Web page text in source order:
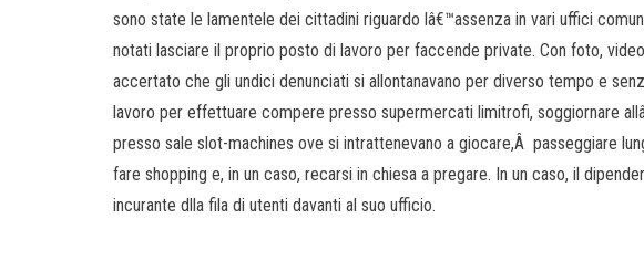
sono state le lamentele dei cittadini riguardo lâ€™assenza in vari uffici
notati lasciare il proprio posto di lavoro per faccende private. Con foto,
accertato che gli undici denunciati si allontanavano per diverso tempo e
lavoro per effettuare compere presso supermercati limitrofi, soggiornare
presso sale slot-machines ove si intrattenevano a giocare,Â passeggiare
fare shopping e, in un caso, recarsi in chiesa a pregare. In un caso, il
incurante dlla fila di utenti davanti al suo ufficio.